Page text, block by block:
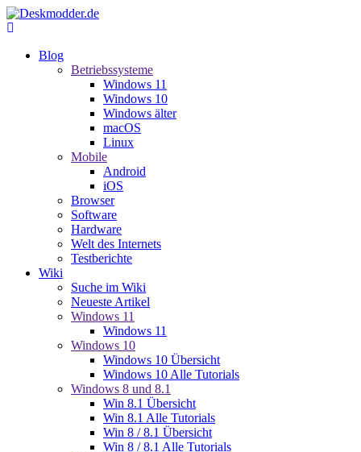
Blog
Betriebssysteme
Windows 11
Windows 10
Windows älter
macOS
Linux
Mobile
Android
iOS
Browser
Software
Hardware
Welt des Internets
Testberichte
Wiki
Suche im Wiki
Neueste Artikel
Windows 11
Windows 11
Windows 10
Windows 10 Übersicht
Windows 10 Alle Tutorials
Windows 8 und 8.1
Win 8.1 Übersicht
Win 8.1 Alle Tutorials
Win 8 / 8.1 Übersicht
Win 8 / 8.1 Alle Tutorials